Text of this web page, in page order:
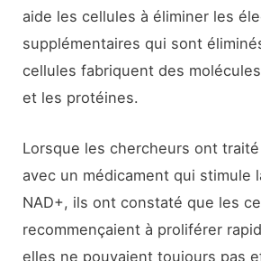
aide les cellules à éliminer les
supplémentaires qui sont
cellules fabriquent des molécules
et les protéines.
Lorsque les chercheurs ont
avec un médicament qui stimule
NAD+, ils ont constaté que les
recommençaient à proliférer
elles ne pouvaient toujours pas